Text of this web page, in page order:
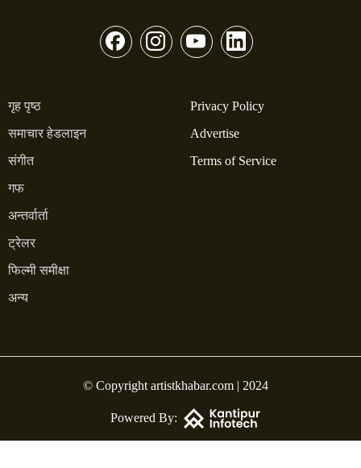
गृह पृष्ठ
समाचार हेडलाइन
संगीत
गफ
अन्तर्वार्ता
ट्रेलर
फिल्मी समीक्षा
अन्य
Privacy Policy
Advertise
Terms of Service
© Copyright artistkhabar.com | 2024
Powered By: